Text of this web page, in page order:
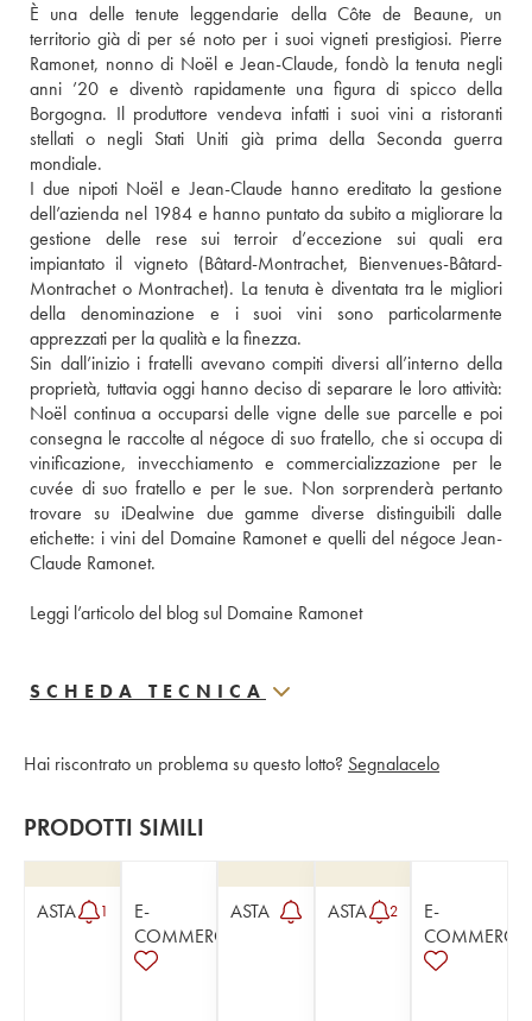
È una delle tenute leggendarie della Côte de Beaune, un
territorio già di per sé noto per i suoi vigneti prestigiosi. Pierre
Ramonet, nonno di Noël e Jean-Claude, fondò la tenuta negli
anni ’20 e diventò rapidamente una figura di spicco della
Borgogna. Il produttore vendeva infatti i suoi vini a ristoranti
stellati o negli Stati Uniti già prima della Seconda guerra
mondiale.
I due nipoti Noël e Jean-Claude hanno ereditato la gestione
dell’azienda nel 1984 e hanno puntato da subito a migliorare la
gestione delle rese sui terroir d’eccezione sui quali era
impiantato il vigneto (Bâtard-Montrachet, Bienvenues-Bâtard-
Montrachet o Montrachet). La tenuta è diventata tra le migliori
della denominazione e i suoi vini sono particolarmente
apprezzati per la qualità e la finezza.
Sin dall’inizio i fratelli avevano compiti diversi all’interno della
proprietà, tuttavia oggi hanno deciso di separare le loro attività:
Noël continua a occuparsi delle vigne delle sue parcelle e poi
consegna le raccolte al négoce di suo fratello, che si occupa di
vinificazione, invecchiamento e commercializzazione per le
cuvée di suo fratello e per le sue. Non sorprenderà pertanto
trovare su iDealwine due gamme diverse distinguibili dalle
etichette: i vini del Domaine Ramonet e quelli del négoce Jean-
Claude Ramonet.
Leggi l’articolo del blog sul Domaine Ramonet
SCHEDA TECNICA
Hai riscontrato un problema su questo lotto? Segnalacelo
PRODOTTI SIMILI
ASTA 1
E-
COMMERCE
ASTA ASTA 2
E-
COMMERCE